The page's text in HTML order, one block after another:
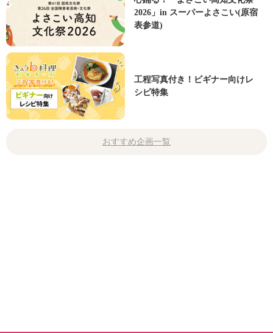
2026」in スーパーよさこい(原宿
表参道)
工程写真付き！ビギナー向けレ
シピ特集
おすすめ企画一覧